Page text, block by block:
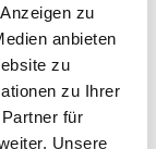
zu
anbieten
zu
zu Ihrer
für
Unsere